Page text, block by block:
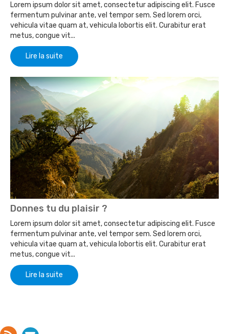
Lorem ipsum dolor sit amet, consectetur adipiscing elit. Fusce
fermentum pulvinar ante, vel tempor sem. Sed lorem orci,
vehicula vitae quam at, vehicula lobortis elit. Curabitur erat
metus, congue vit...
Lire la suite
Donnes tu du plaisir ?
Lorem ipsum dolor sit amet, consectetur adipiscing elit. Fusce
fermentum pulvinar ante, vel tempor sem. Sed lorem orci,
vehicula vitae quam at, vehicula lobortis elit. Curabitur erat
metus, congue vit...
Lire la suite